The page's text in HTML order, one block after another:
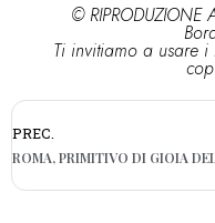
© RIPRODUZIONE
Ti invitiamo a usare
PREC.